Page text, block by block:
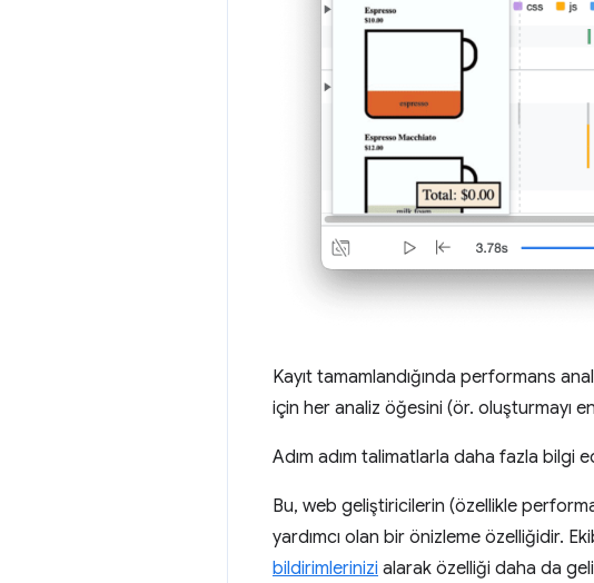
Kayıt tamamlandığında performans
için her analiz öğesini (ör. oluşturmayı
Adım adım talimatlarla daha fazla bilgi
Bu, web geliştiricilerin (özellikle
yardımcı olan bir önizleme özelliğidir.
bildirimlerinizi alarak özelliği daha da